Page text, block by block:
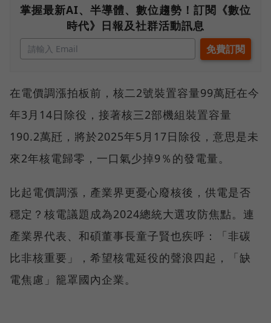
掌握最新AI、半導體、數位趨勢！訂閱《數位
時代》日報及社群活動訊息
在電價調漲拍板前，核二2號裝置容量99萬瓩在今
年3月14日除役，接著核三2部機組裝置容量
190.2萬瓩，將於2025年5月17日除役，意思是未
來2年核電歸零，一口氣少掉9％的發電量。
比起電價調漲，產業界更憂心廢核後，供電是否
穩定？核電議題成為2024總統大選攻防焦點。連
產業界代表、和碩董事長童子賢也疾呼：「非碳
比非核重要」，希望核電延役的聲浪四起，「缺
電焦慮」籠罩國內企業。